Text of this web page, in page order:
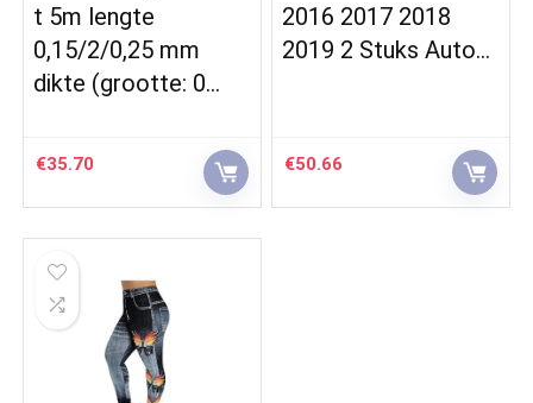
t 5m lengte
0,15/2/0,25 mm
dikte (grootte: 0…
€35.70
2016 2017 2018
2019 2 Stuks Auto…
€50.66